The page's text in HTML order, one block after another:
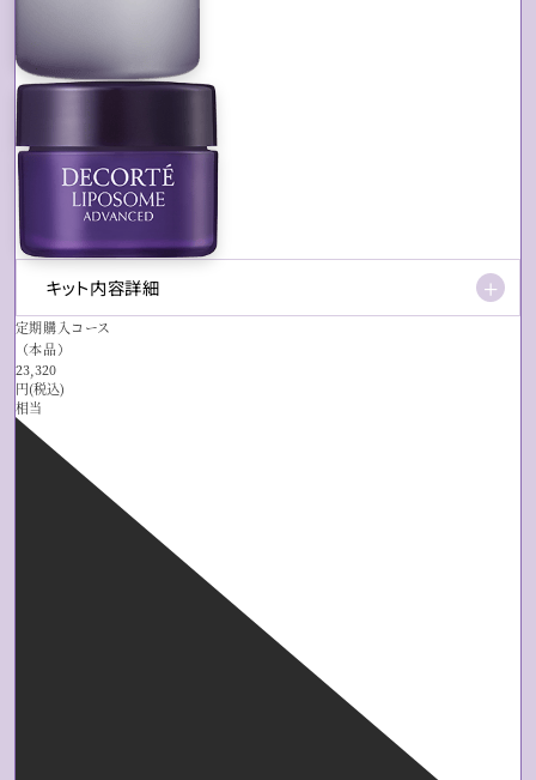
キット内容詳細 ＋
定期購入コース
（本品）
23,320
円(税込)
相当